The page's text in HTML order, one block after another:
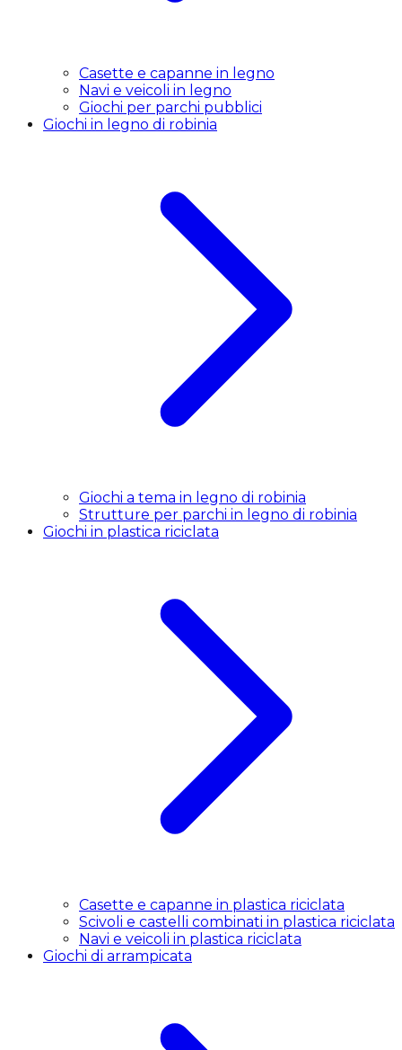
Casette e capanne in legno
Navi e veicoli in legno
Giochi per parchi pubblici
Giochi in legno di robinia
Giochi a tema in legno di robinia
Strutture per parchi in legno di robinia
Giochi in plastica riciclata
Casette e capanne in plastica riciclata
Scivoli e castelli combinati in plastica riciclata
Navi e veicoli in plastica riciclata
Giochi di arrampicata